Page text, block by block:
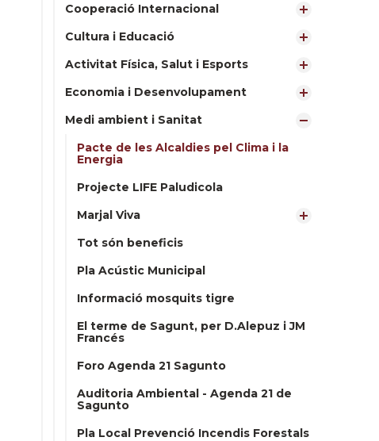
Cooperació Internacional
Cultura i Educació
Activitat Física, Salut i Esports
Economia i Desenvolupament
Medi ambient i Sanitat
Pacte de les Alcaldies pel Clima i la
Energia
Projecte LIFE Paludicola
Marjal Viva
Tot són beneficis
Pla Acústic Municipal
Informació mosquits tigre
El terme de Sagunt, per D.Alepuz i JM
Francés
Foro Agenda 21 Sagunto
Auditoria Ambiental - Agenda 21 de
Sagunto
Pla Local Prevenció Incendis Forestals